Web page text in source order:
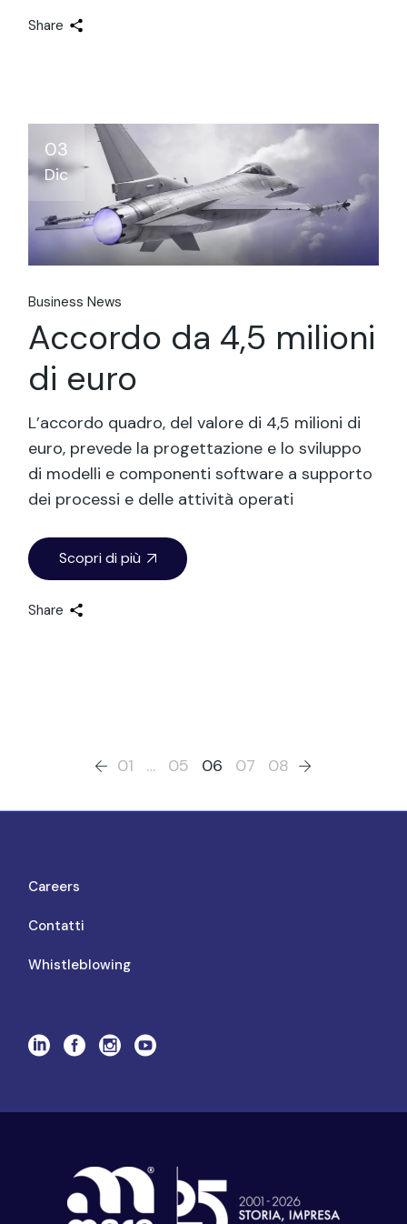
Share
03
Dic
Business News
Accordo da 4,5 milioni
di euro
L’accordo quadro, del valore di 4,5 milioni di
euro, prevede la progettazione e lo sviluppo
di modelli e componenti software a supporto
dei processi e delle attività operati
Scopri di più
Share
01 … 05 06 07 08
Careers
Contatti
Whistleblowing